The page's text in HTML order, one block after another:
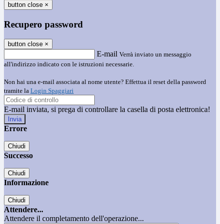
button close ×
Recupero password
button close ×
E-mail Verrà inviato un messaggio
all'indirizzo indicato con le istruzioni necessarie.
Non hai una e-mail associata al nome utente? Effettua il reset della password
tramite la Login Spaggiari
E-mail inviata, si prega di controllare la casella di posta elettronica!
Errore
Chiudi
Successo
Chiudi
Informazione
Chiudi
Attendere...
Attendere il completamento dell'operazione...